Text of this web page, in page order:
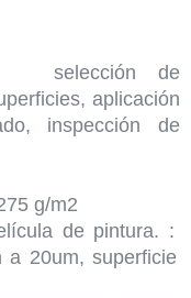
selección de
aplicación
inspección de
g/m2
de pintura. :
a 20um, superficie